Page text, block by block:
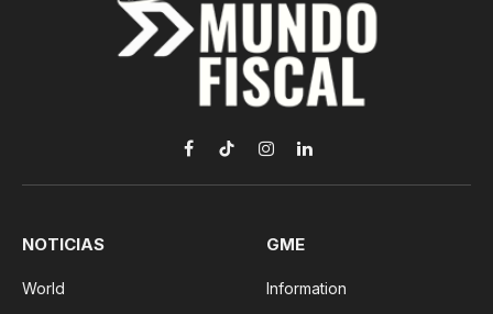
Facebook
TikTokInstagramLinkedIn
NOTICIAS
World
GME
Information